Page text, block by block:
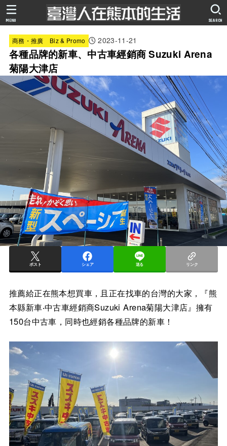
SEARCH
MENU
商務・推廣 Biz & Promo 2023-11-21
各種品牌的新車、中古車經銷商 Suzuki Arena
菊陽大津店
ポスト シェア 送る リンク
推薦給正在熊本想買車，且正在找車的台灣的大家，『熊
本縣新車‧中古車經銷商Suzuki Arena菊陽大津店』擁有
150台中古車，同時也經銷各種品牌的新車！